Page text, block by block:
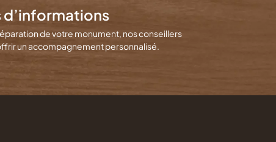
d’informations
de votre monument, nos conseillers
un accompagnement personnalisé.